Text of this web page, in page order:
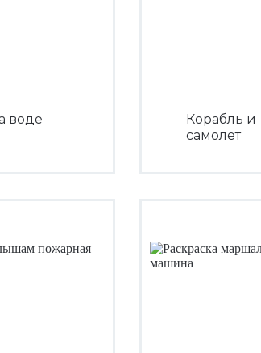
воде
Корабль и
самолет